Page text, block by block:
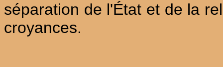
séparation de l'État et de la
croyances.